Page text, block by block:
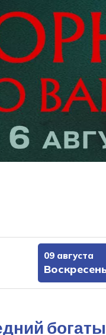
09 августа